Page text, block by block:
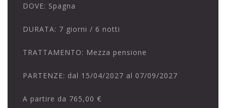
DOVE: Spagna
DURATA: 7 giorni / 6 notti
TRATTAMENTO: Mezza pensione
PARTENZE: dal 15/04/2027 al 07/09/2027
A partire da 765,00 €